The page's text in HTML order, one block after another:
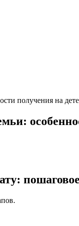
получения на